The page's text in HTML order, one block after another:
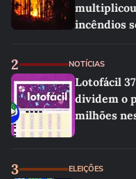
multiplicou
incêndios
2 NOTÍCIAS
Lotofácil
dividem o
milhões
3 ELEIÇÕES